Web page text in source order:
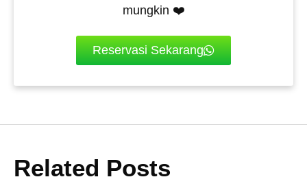
mungkin ❤️
Reservasi Sekarang
Related Posts